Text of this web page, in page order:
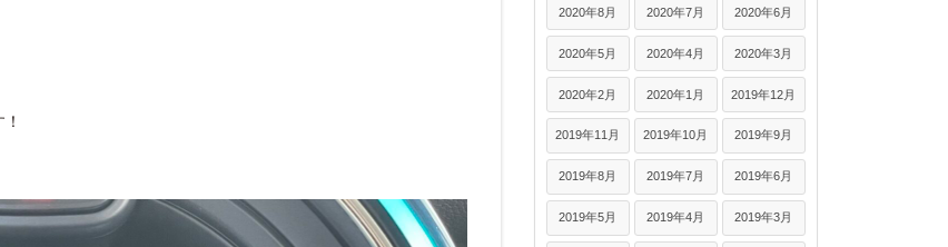
2020年8月 2020年7月 2020年6月
2020年5月 2020年4月 2020年3月
2020年2月 2020年1月 2019年12月
2019年11月 2019年10月 2019年9月
2019年8月 2019年7月 2019年6月
2019年5月 2019年4月 2019年3月